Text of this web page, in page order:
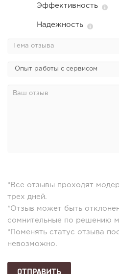
Эффективность
Надежность
*Все отзывы проходят
трех дней.
*Отзыв может быть
сомнительные по решению
*Поменять статус отзыва
невозможно.